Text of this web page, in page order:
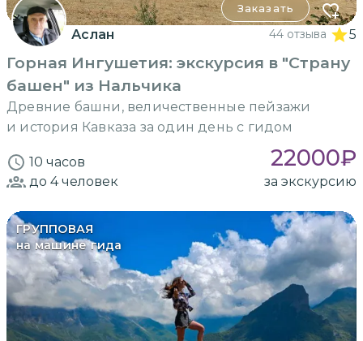
Заказать
Аслан 44 отзыва 5
Горная Ингушетия: экскурсия в "Страну
башен" из Нальчика
Древние башни, величественные пейзажи
и история Кавказа за один день с гидом
10 часов 22000₽
до 4человек за экскурсию
ГРУППОВАЯ
на машине гида